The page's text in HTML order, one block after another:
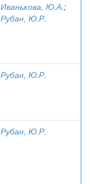
Иванькова, Ю.А.;
Рубан, Ю.Р.
Рубан, Ю.Р.
Рубан, Ю.Р.